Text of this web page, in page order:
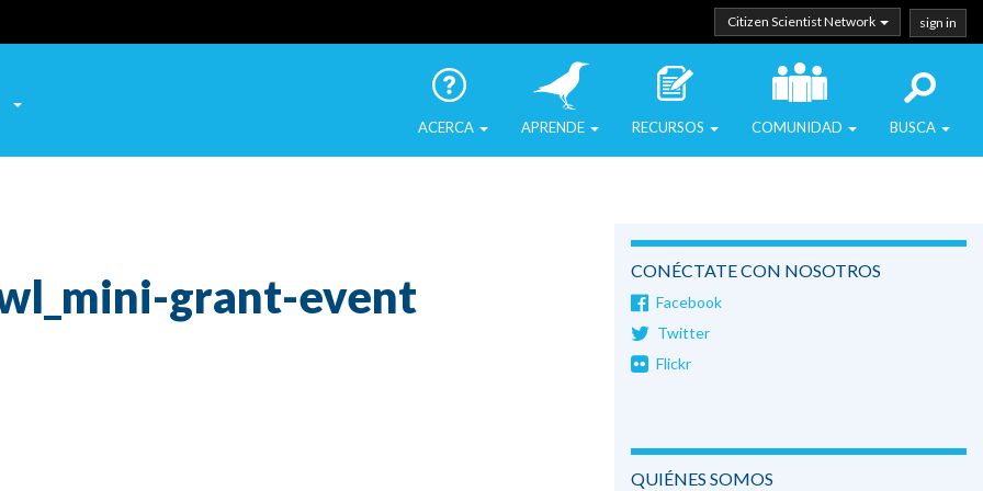
Citizen Scientist Network sign in
las Aves Urbanas ACERCA APRENDE RECURSOS COMUNIDAD BUSCA
grant-event CONÉCTATE CON NOSOTROS
Facebook
Twitter
Flickr
QUIÉNES SOMOS